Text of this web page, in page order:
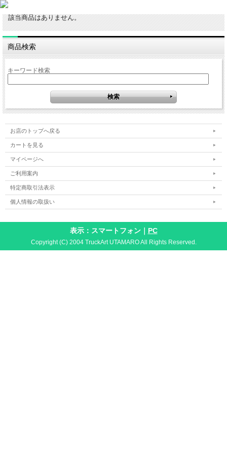
該当商品はありません。
商品検索
キーワード検索
お店のトップへ戻る
カートを見る
マイページへ
ご利用案内
特定商取引法表示
個人情報の取扱い
表示：スマートフォン｜ PC
Copyright (C) 2004 TruckArt UTAMARO All Rights Reserved.